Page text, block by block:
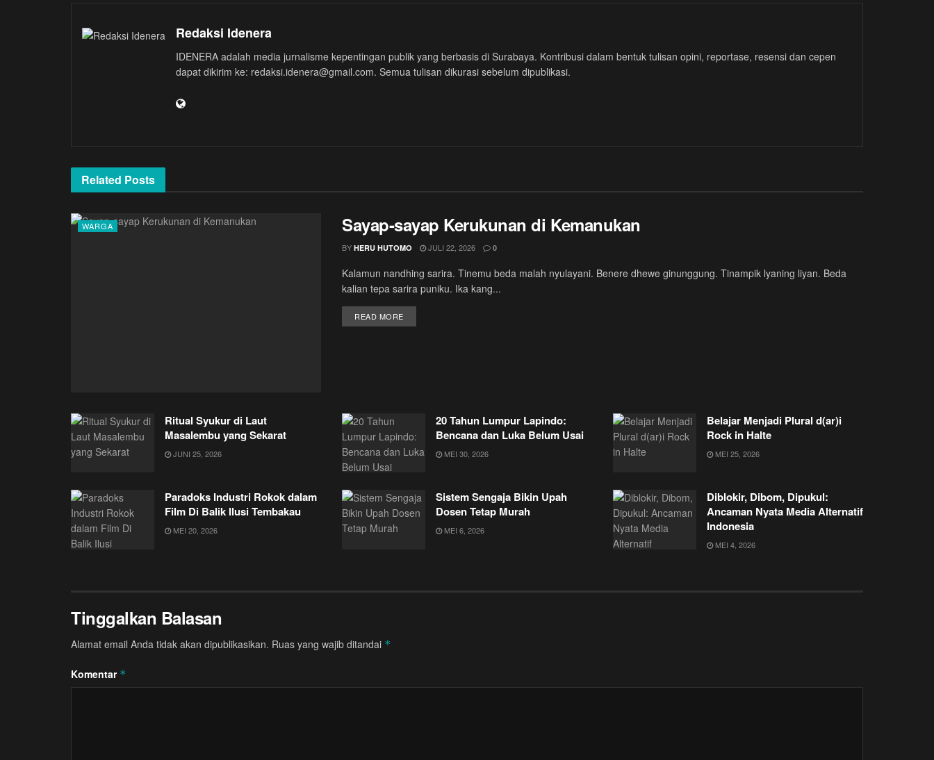
Redaksi Idenera
IDENERA adalah media jurnalisme kepentingan publik yang berbasis di Surabaya. Kontribusi dalam bentuk tulisan opini, reportase, resensi dan cepen
dapat dikirim ke: redaksi.idenera@gmail.com. Semua tulisan dikurasi sebelum dipublikasi.
Related Posts
WARGA Sayap-sayap Kerukunan di Kemanukan
BY HERU HUTOMO JULI 22, 2026 0
Kalamun nandhing sarira. Tinemu beda malah nyulayani. Benere dhewe ginunggung. Tinampik lyaning liyan. Beda
kalian tepa sarira puniku. Ika kang...
READ MOREDETAILS
Ritual Syukur di Laut
Masalembu yang Sekarat
JUNI 25, 2026
20 Tahun Lumpur Lapindo:
Bencana dan Luka Belum Usai
MEI 30, 2026
Belajar Menjadi Plural d(ar)i
Rock in Halte
MEI 25, 2026
Paradoks Industri Rokok dalam
Film Di Balik Ilusi Tembakau
MEI 20, 2026
Sistem Sengaja Bikin Upah
Dosen Tetap Murah
MEI 6, 2026
Diblokir, Dibom, Dipukul:
Ancaman Nyata Media Alternatif
Indonesia
MEI 4, 2026
Tinggalkan Balasan
Alamat email Anda tidak akan dipublikasikan. Ruas yang wajib ditandai *
Komentar *